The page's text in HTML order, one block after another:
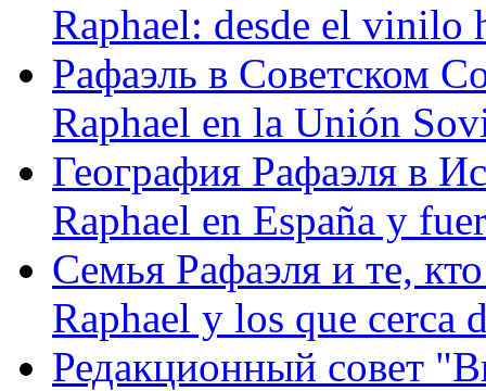
Raphael: desde el vinilo
Рафаэль в Советском
Raphael en la Unión
География Рафаэля в
Raphael en España y
Семья Рафаэля и те,
Raphael y los que cerca
Редакционный совет